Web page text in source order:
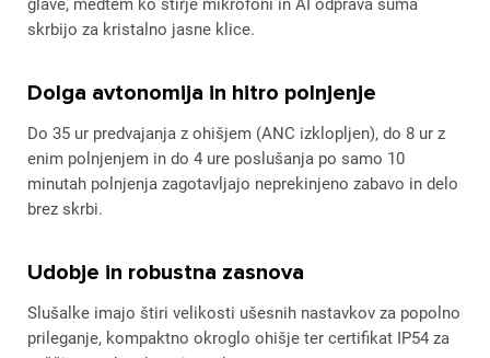
glave, medtem ko štirje mikrofoni in AI odprava šuma
skrbijo za kristalno jasne klice.
Dolga avtonomija in hitro polnjenje
Do 35 ur predvajanja z ohišjem (ANC izklopljen), do 8 ur z
enim polnjenjem in do 4 ure poslušanja po samo 10
minutah polnjenja zagotavljajo neprekinjeno zabavo in delo
brez skrbi.
Udobje in robustna zasnova
Slušalke imajo štiri velikosti ušesnih nastavkov za popolno
prileganje, kompaktno okroglo ohišje ter certifikat IP54 za